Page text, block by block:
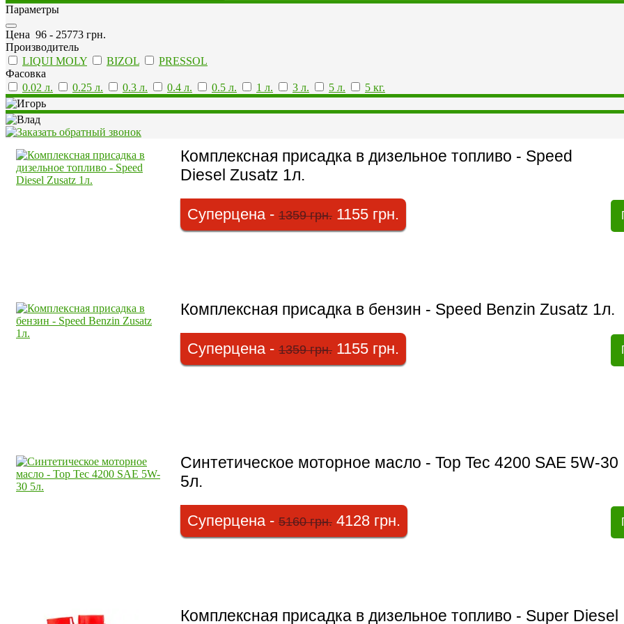
Параметры
Цена 96 - 25773 грн.
Производитель
LIQUI MOLY
BIZOL
PRESSOL
Фасовка
0.02 л.
0.25 л. 0.3 л. 0.4 л. 0.5 л. 1 л. 3 л. 5 л. 5 кг.
Комплексная присадка в дизельное топливо - Speed
Diesel Zusatz 1л.
Суперцена - 1359 грн. 1155 грн.
Комплексная присадка в бензин - Speed Benzin Zusatz 1л.
Суперцена - 1359 грн. 1155 грн.
Синтетическое моторное масло - Top Tec 4200 SAE 5W-30
5л.
Суперцена - 5160 грн. 4128 грн.
Комплексная присадка в дизельное топливо - Super Diesel